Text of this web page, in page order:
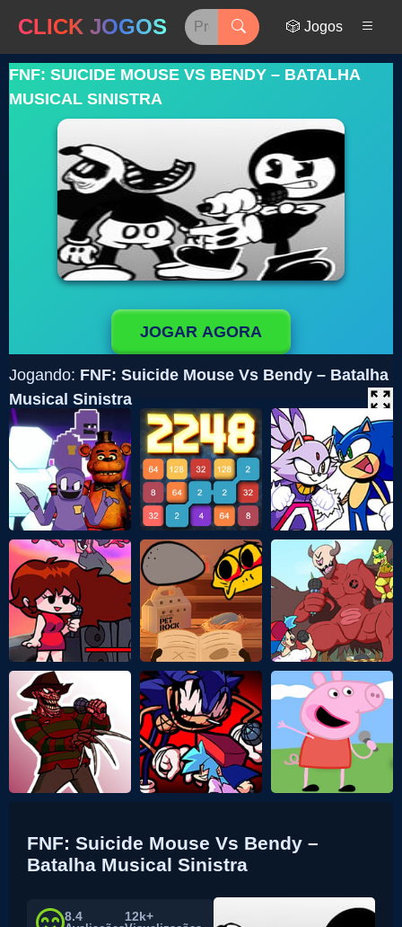
CLICK JOGOS 🎲 Jogos
FNF: SUICIDE MOUSE VS BENDY – BATALHA
MUSICAL SINISTRA
JOGAR AGORA
Jogando: FNF: Suicide Mouse Vs Bendy – Batalha
Musical Sinistra
FNF: Suicide Mouse Vs Bendy –
Batalha Musical Sinistra
8.4 12k+